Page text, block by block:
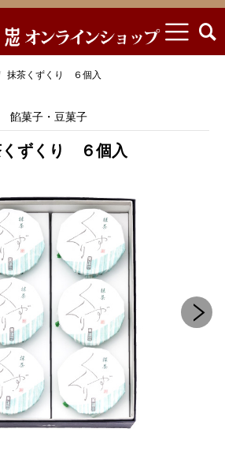
抹茶くずくり ６個入
餡菓子・豆菓子
くずくり ６個入